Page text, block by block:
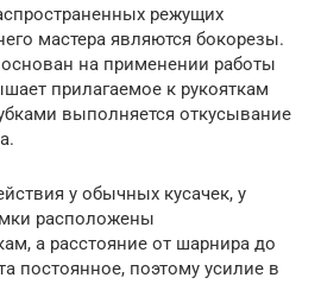
режущих
мастера являются бокорезы.
на применении работы
прилагаемое к рукояткам
выполняется откусывание
у обычных кусачек, у
расположены
а расстояние от шарнира до
постоянное, поэтому усилие в